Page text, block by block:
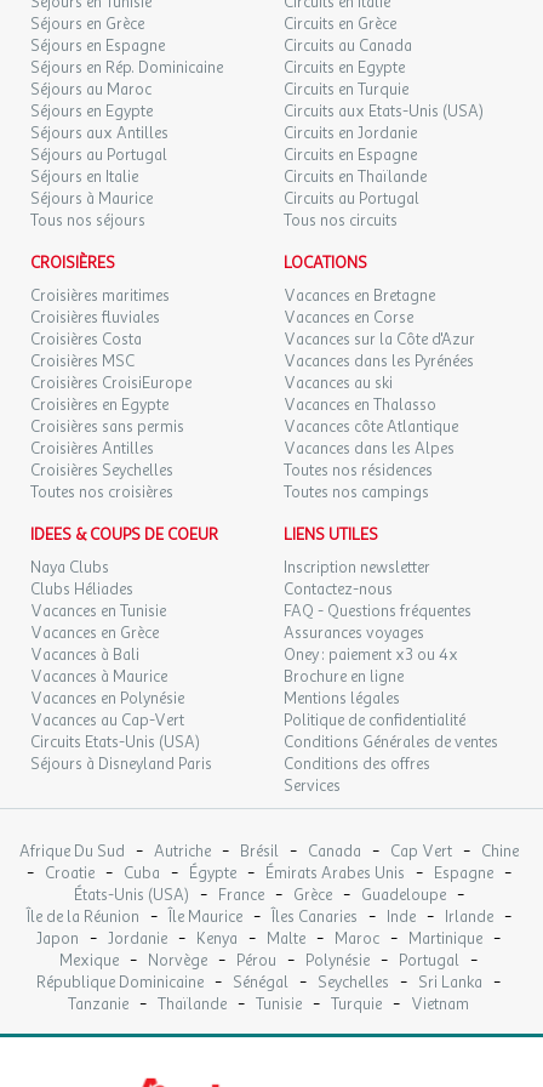
Dates d'ouverture : Ouvert en juillet et août
Emplacement : En dehors de l'établissement
Jeux :
Trampoline
Dates d'ouverture : Ouvert en juillet et août
Prix : Gratuit
Aire de jeux pour enfants
Dates d'ouverture : Ouvert en juillet et août
Infos supplémentaires sports et loisirs :Un large choix d'activités
permet de rythmer vos vacances au camping : randonnées
pédestres, balades en vélo. Les possibilités se multiplient aux
alentours : stand up paddle à 5 km, via ferrata à 15 km, etc.
Loisirs
Pêche
Distance : 2km
Emplacement : En dehors de l'établissement
Dates d'ouverture : Ouvert en juillet et août
Emplacement : En dehors de l'établissement
Karting
Dates d'ouverture : Ouvert en juillet et août
Distance : 35km
Emplacement : En dehors de l'établissement
Prix : Payant
détente, vous pouvez solliciter les services spa du camping.
Etablissement
Les atouts de l'Établissement
Point fort 1 : Plage à 5 km
Point fort 2 : Proche du centre-ville
Point fort 3 : Ambiance et convivialité assuré
Autres informations
06
SEPT.
LUN.
07
SEPT.
72 €
Retour le
08/09/2026
MAR.
08
SEPT.
72 €
Retour le
09/09/2026
09
JEU.
10
SEPT.
72 €
Retour le
11/09/2026
VEN.
11
SEPT.
94 € /hébergement
Retour le
12/09/2026
SAM.
SEPT.
94 €/hébergement
Retour le
DIM.
13
SEPT.
72 €
LUN.
14 72 €
Retour le
MAR.
15
SEPT.
72 €/hébergement
Retour le
16/09/2026
16
SEPT.
17/09/2026
JEU.
17
SEPT.
72 € /hébergement
Retour le
18/09/2026
VEN.
18 82 € /hébergement
Retour le
19/09/2026
82 €
Séjours en Grèce
Séjours en Espagne
Séjours en Rép. Dominicaine
Séjours au Maroc
Séjours en Egypte
Séjours aux Antilles
Séjours au Portugal
Séjours en Italie
Séjours à Maurice
Tous nos séjours
Circuits en Grèce
Circuits au Canada
Circuits en Egypte
Circuits en Turquie
Circuits aux Etats-Unis (USA)
Circuits en Jordanie
Circuits en Espagne
Circuits en Thaïlande
Circuits au Portugal
Tous nos circuits
CROISIÈRES
Croisières maritimes
Croisières fluviales
Croisières Costa
Croisières MSC
Croisières CroisiEurope
Croisières en Egypte
Croisières sans permis
Croisières Antilles
Croisières Seychelles
Toutes nos croisières
LOCATIONS
Vacances en Bretagne
Vacances en Corse
Vacances sur la Côte d'Azur
Vacances dans les Pyrénées
Vacances au ski
Vacances en Thalasso
Vacances côte Atlantique
Vacances dans les Alpes
Toutes nos résidences
Toutes nos campings
IDEES & COUPS DE COEUR
Naya Clubs
Clubs Héliades
Vacances en Tunisie
Vacances en Grèce
Vacances à Bali
Vacances à Maurice
Vacances en Polynésie
Vacances au Cap-Vert
Circuits Etats-Unis (USA)
Séjours à Disneyland Paris
LIENS UTILES
Inscription newsletter
Contactez-nous
FAQ - Questions fréquentes
Assurances voyages
Oney : paiement x3 ou 4x
Brochure en ligne
Mentions légales
Politique de confidentialité
Conditions Générales de ventes
Conditions des offres
Services
Afrique Du Sud - Autriche - Brésil - Canada - Cap Vert - Chine
- Croatie - Cuba - Égypte - Émirats Arabes Unis - Espagne -
États-Unis (USA) - France - Grèce - Guadeloupe -
Île de la Réunion - Île Maurice - Îles Canaries - Inde - Irlande -
Japon - Jordanie - Kenya - Malte - Maroc - Martinique -
Mexique - Norvège - Pérou - Polynésie - Portugal -
République Dominicaine - Sénégal - Seychelles - Sri Lanka -
Tanzanie - Thaïlande - Tunisie - Turquie - Vietnam